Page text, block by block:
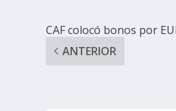
CAF colocó bonos por
ANTERIOR